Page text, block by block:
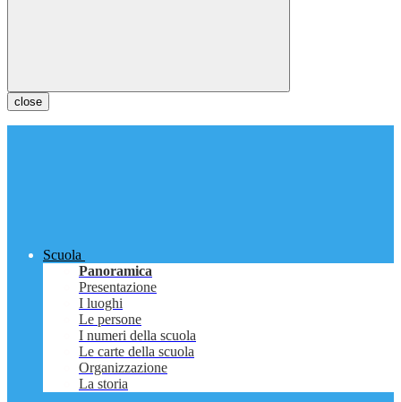
close
Scuola
Panoramica
Presentazione
I luoghi
Le persone
I numeri della scuola
Le carte della scuola
Organizzazione
La storia